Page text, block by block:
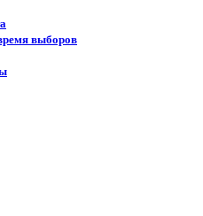
выборов